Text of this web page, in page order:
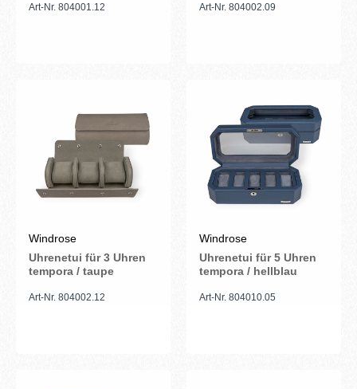
Art-Nr. 804001.12 Art-Nr. 804002.09
Windrose
Uhrenetui für 3 Uhren
tempora / taupe
Art-Nr. 804002.12
Windrose
Uhrenetui für 5 Uhren
tempora / hellblau
Art-Nr. 804010.05